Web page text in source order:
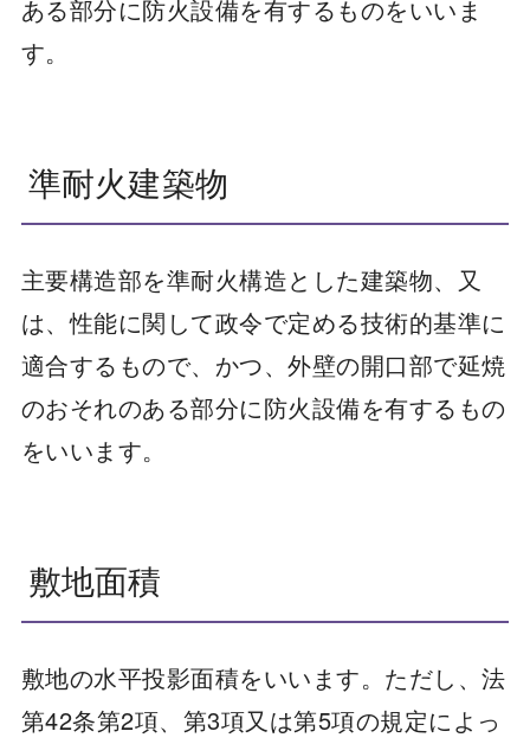
ある部分に防火設備を有するものをいいま
す。
準耐火建築物
主要構造部を準耐火構造とした建築物、又
は、性能に関して政令で定める技術的基準に
適合するもので、かつ、外壁の開口部で延焼
のおそれのある部分に防火設備を有するもの
をいいます。
敷地面積
敷地の水平投影面積をいいます。ただし、法
第42条第2項、第3項又は第5項の規定によっ